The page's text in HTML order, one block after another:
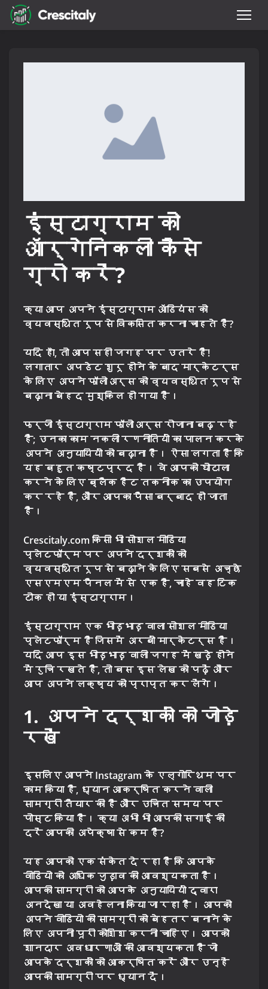
इंस्टाग्राम को
ऑर्गेनिकली कैसे
ग्रो करें?
क्या आप अपने इंस्टाग्राम ऑडियंस को
व्यवस्थित रूप से विकसित करना चाहते हैं?
यदि हाँ, तो आप सही जगह पर उतरे हैं!
लगातार अपडेट शुरू होने के बाद मार्केटर्स
के लिए अपने फॉलोअर्स को व्यवस्थित रूप से
बढ़ाना बेहद मुश्किल हो गया है।
फर्जी इंस्टाग्राम फॉलोअर्स रोजाना बढ़ रहे
हैं; उनका काम नकली रणनीतियों का पालन करके
अपने अनुयायियों को बढ़ाना है। ऐसा लगता है कि
यह बहुत कष्टप्रद है। वे आपको घोटाला
करने के लिए ब्लैक हैट तकनीक का उपयोग
कर रहे हैं, और आपका पैसा बर्बाद हो जाता
है।
Crescitaly.com किसी भी सोशल मीडिया
प्लेटफॉर्म पर अपने दर्शकों को
व्यवस्थित रूप से बढ़ाने के लिए सबसे अच्छे
एसएमएम पैनल में से एक है, चाहे वह टिक
टोक हो या इंस्टाग्राम।
इंस्टाग्राम एक भीड़भाड़ वाला सोशल मीडिया
प्लेटफॉर्म है जिसमें अरबों मार्केटर्स हैं।
यदि आप इस भीड़भाड़ वाली जगह में खड़े होने
में रुचि रखते हैं, तो बस इस लेख को पढ़ें और
आप अपने लक्ष्य को प्राप्त कर लेंगे।
1. अपने दर्शकों को जोड़े
रखें
इसलिए आपने Instagram के एल्गोरिथम पर
काम किया है, ध्यान आकर्षित करने वाली
सामग्री तैयार की है और उचित समय पर
पोस्ट किया है। क्या अभी भी आपकी सगाई की
दरें आपकी अपेक्षा से कम हैं?
यह आपको एक संकेत दे रहा है कि आपके
वीडियो को अधिक जुड़ाव की आवश्यकता है।
आपकी सामग्री को आपके अनुयायियों द्वारा
अनदेखा या अवहेलना किया जा रहा है। आपको
अपने वीडियो की सामग्री को बेहतर बनाने के
लिए अपनी पूरी कोशिश करनी चाहिए। आपको
शानदार अवधारणाओं की आवश्यकता है जो
आपके दर्शकों को आकर्षित करें और उन्हें
आपकी सामग्री पर ध्यान दें।